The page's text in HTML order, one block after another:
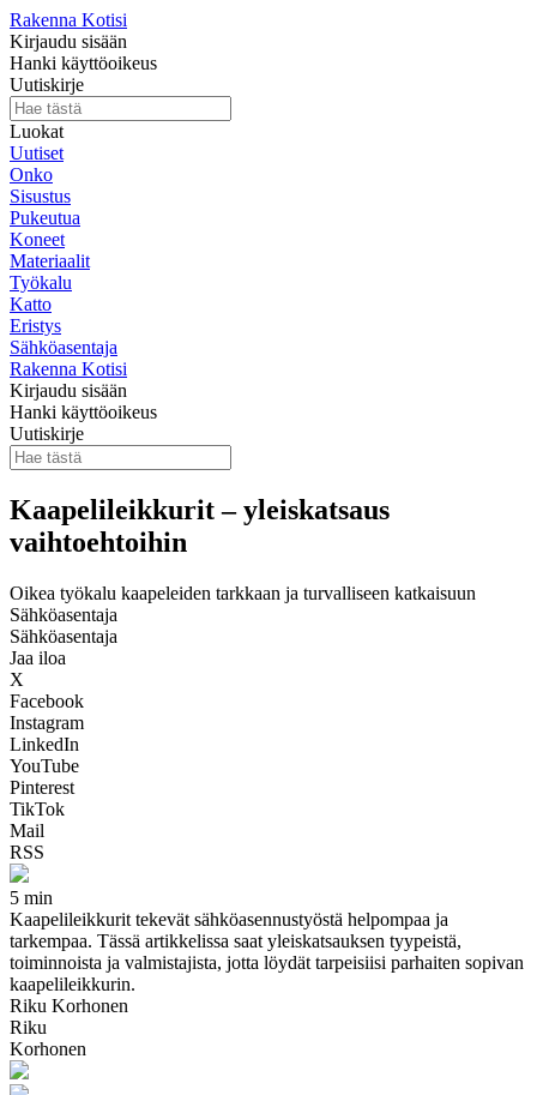
Rakenna Kotisi
Kirjaudu sisään
Hanki käyttöoikeus
Uutiskirje
Luokat
Uutiset
Onko
Sisustus
Pukeutua
Koneet
Materiaalit
Työkalu
Katto
Eristys
Sähköasentaja
Rakenna Kotisi
Kirjaudu sisään
Hanki käyttöoikeus
Uutiskirje
Kaapelileikkurit – yleiskatsaus
vaihtoehtoihin
Oikea työkalu kaapeleiden tarkkaan ja turvalliseen katkaisuun
Sähköasentaja
Sähköasentaja
Jaa iloa
X
Facebook
Instagram
LinkedIn
YouTube
Pinterest
TikTok
Mail
RSS
5 min
Kaapelileikkurit tekevät sähköasennustyöstä helpompaa ja
tarkempaa. Tässä artikkelissa saat yleiskatsauksen tyypeistä,
toiminnoista ja valmistajista, jotta löydät tarpeisiisi parhaiten sopivan
kaapelileikkurin.
Riku Korhonen
Riku
Korhonen